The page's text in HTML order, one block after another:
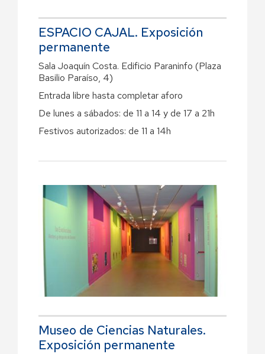
ESPACIO CAJAL. Exposición
permanente
Sala Joaquín Costa. Edificio Paraninfo (Plaza
Basilio Paraíso, 4)
Entrada libre hasta completar aforo
De lunes a sábados: de 11 a 14 y de 17 a 21h
Festivos autorizados: de 11 a 14h
Museo de Ciencias Naturales.
Exposición permanente